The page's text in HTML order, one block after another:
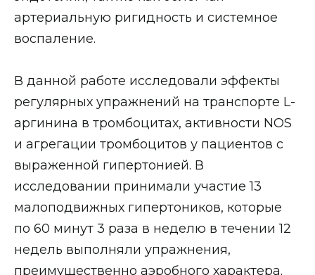
артериальную ригидность и системное
воспаление.
В данной работе исследовали эффекты
регулярных упражнений на транспорте L-
аргинина в тромбоцитах, активности NOS
и агрегации тромбоцитов у пациентов с
выраженной гипертонией. В
исследовании принимали участие 13
малоподвижных гипертоников, которые
по 60 минут 3 раза в неделю в течении 12
недель выполняли упражнения,
преимущественно аэробного характера.